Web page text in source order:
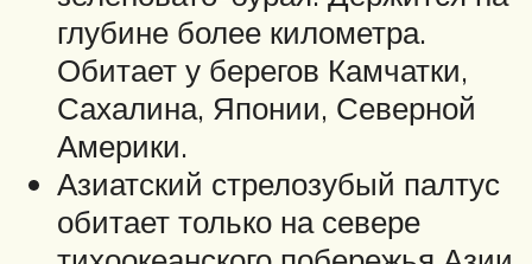
глубине более километра.
Обитает у берегов Камчатки,
Сахалина, Японии, Северной
Америки.
Азиатский стрелозубый палтус
обитает только на севере